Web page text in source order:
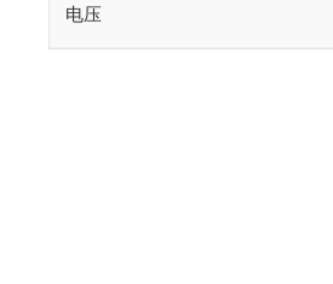
电压